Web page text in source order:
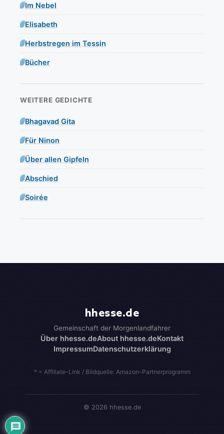
Im Nebel
Elisabeth
Herbstregen im Tessin
Bücher
WEITERE GEDICHTE
Bhagavad Gita
Für Ninon
Über allen Gipfeln
Abschied
Soirée
hhesse.de
Gemeinschaft der Morgenlandfahrer
Über hhesse.deAbout hhesse.deKontakt
ImpressumDatenschutzerklärung
* = Affiliate-Link / Bildquelle: Amazon-Partnerprogramm
© 2026 hhesse.de